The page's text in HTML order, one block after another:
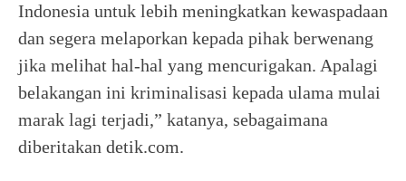
Indonesia untuk lebih meningkatkan kewaspadaan
dan segera melaporkan kepada pihak berwenang
jika melihat hal-hal yang mencurigakan. Apalagi
belakangan ini kriminalisasi kepada ulama mulai
marak lagi terjadi,” katanya, sebagaimana
diberitakan detik.com.